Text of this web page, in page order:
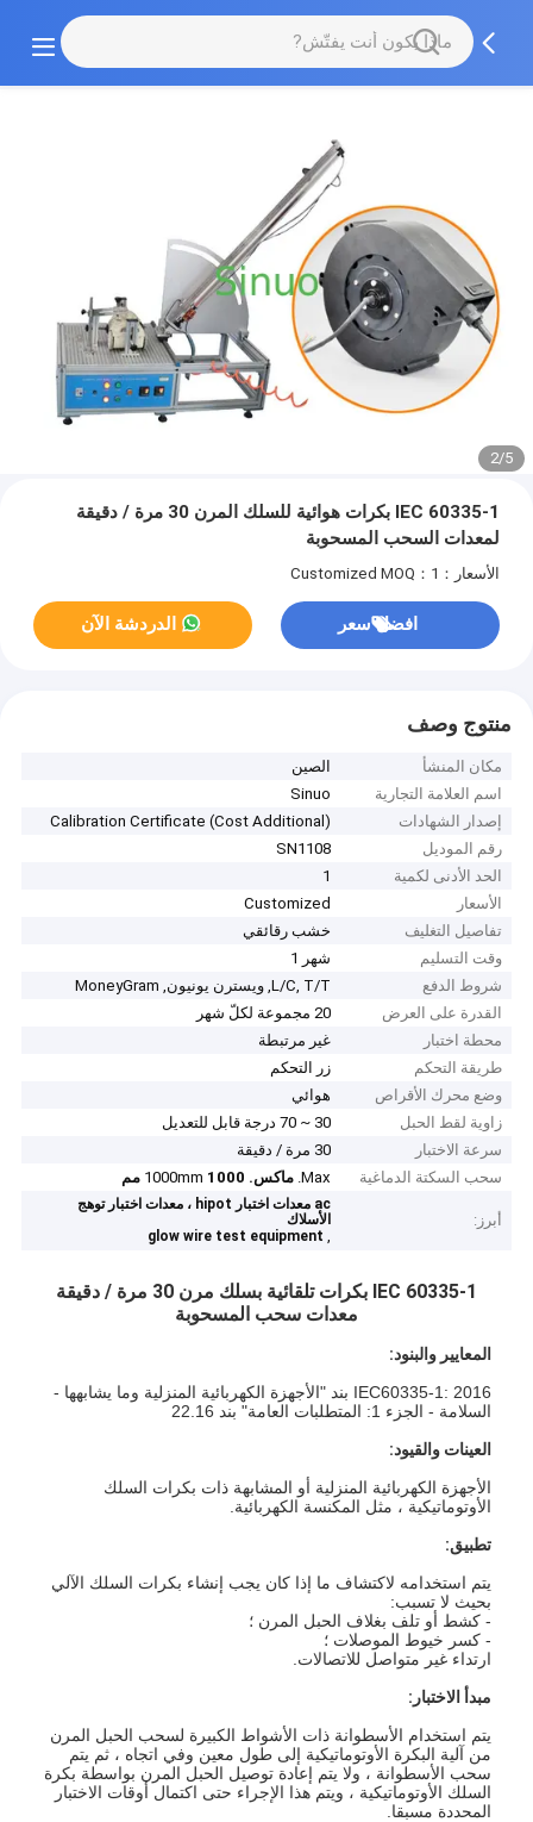
2/5
IEC 60335-1 بكرات هوائية للسلك المرن 30 مرة / دقيقة
لمعدات السحب المسحوبة
الأسعار：Customized MOQ：1
افضل سعر الدردشة الآن
منتوج وصف
مكان المنشأ
الصين
اسم العلامة التجارية
Sinuo
إصدار الشهادات
Calibration Certificate (Cost Additional)
رقم الموديل
SN1108
الحد الأدنى لكمية
1
الأسعار
Customized
تفاصيل التغليف
خشب رقائقي
وقت التسليم
شهر 1
شروط الدفع
L/C, T/T, ويسترن يونيون, MoneyGram
القدرة على العرض
20 مجموعة لكلّ شهر
محطة اختبار
غير مرتبطة
طريقة التحكم
زر التحكم
وضع محرك الأقراص
هوائي
زاوية لقط الحبل
30 ~ 70 درجة قابل للتعديل
سرعة الاختبار
30 مرة / دقيقة
سحب السكتة الدماغية
Max. ماكس. 1000mm 1000 مم
أبرز:
ac معدات اختبار hipot ، معدات اختبار توهج
الأسلاك
,
glow wire test equipment
IEC 60335-1 بكرات تلقائية بسلك مرن 30 مرة / دقيقة
معدات سحب المسحوبة
المعايير والبنود:
IEC60335-1: 2016 بند "الأجهزة الكهربائية المنزلية وما يشابهها -
السلامة - الجزء 1: المتطلبات العامة" بند 22.16
العينات والقيود:
الأجهزة الكهربائية المنزلية أو المشابهة ذات بكرات السلك
الأوتوماتيكية ، مثل المكنسة الكهربائية.
تطبيق:
يتم استخدامه لاكتشاف ما إذا كان يجب إنشاء بكرات السلك الآلي
بحيث لا تسبب:
- كشط أو تلف بغلاف الحبل المرن ؛
- كسر خيوط الموصلات ؛
ارتداء غير متواصل للاتصالات.
مبدأ الاختبار:
يتم استخدام الأسطوانة ذات الأشواط الكبيرة لسحب الحبل المرن
من آلية البكرة الأوتوماتيكية إلى طول معين وفي اتجاه ، ثم يتم
سحب الأسطوانة ، ولا يتم إعادة توصيل الحبل المرن بواسطة بكرة
السلك الأوتوماتيكية ، ويتم هذا الإجراء حتى اكتمال أوقات الاختبار
المحددة مسبقا.